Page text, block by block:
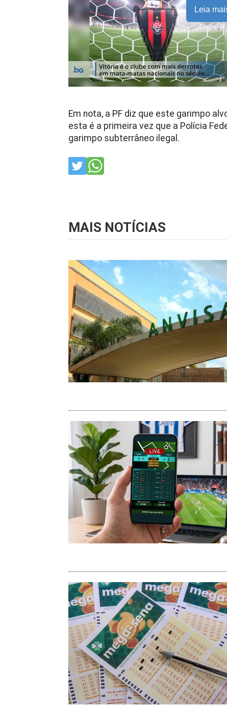
Leia
Em nota, a PF diz que este garimpo
esta é a primeira vez que a Polícia
garimpo subterrâneo ilegal.
MAIS NOTÍCIAS